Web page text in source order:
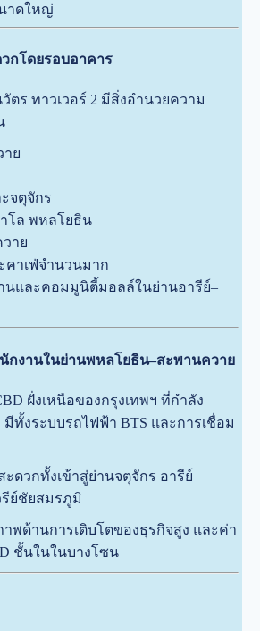
าดใหญ่
กโดยรอบอาคาร
ร ทาวเวอร์ 2 มีสิ่งอำนวยความ
าย
จตุจักร
าโล พหลโยธิน
าย
คาเฟ่จำนวนมาก
นและคอมมูนิตี้มอลล์ในย่านอารีย์–
กงานในย่านพหลโยธิน–สะพานควาย
ฝั่งเหนือของกรุงเทพฯ ที่กำลัง
มีทั้งระบบรถไฟฟ้า BTS และการเชื่อม
ะดวกทั้งเข้าสู่ย่านจตุจักร อารีย์
ย์ชัยสมรภูมิ
พด้านการเติบโตของธุรกิจสูง และค่า
ชั้นในในบางโซน